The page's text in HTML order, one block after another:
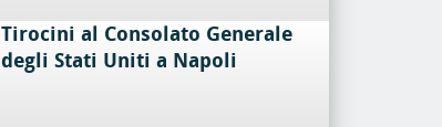
Tirocini al Consolato Generale
degli Stati Uniti a Napoli